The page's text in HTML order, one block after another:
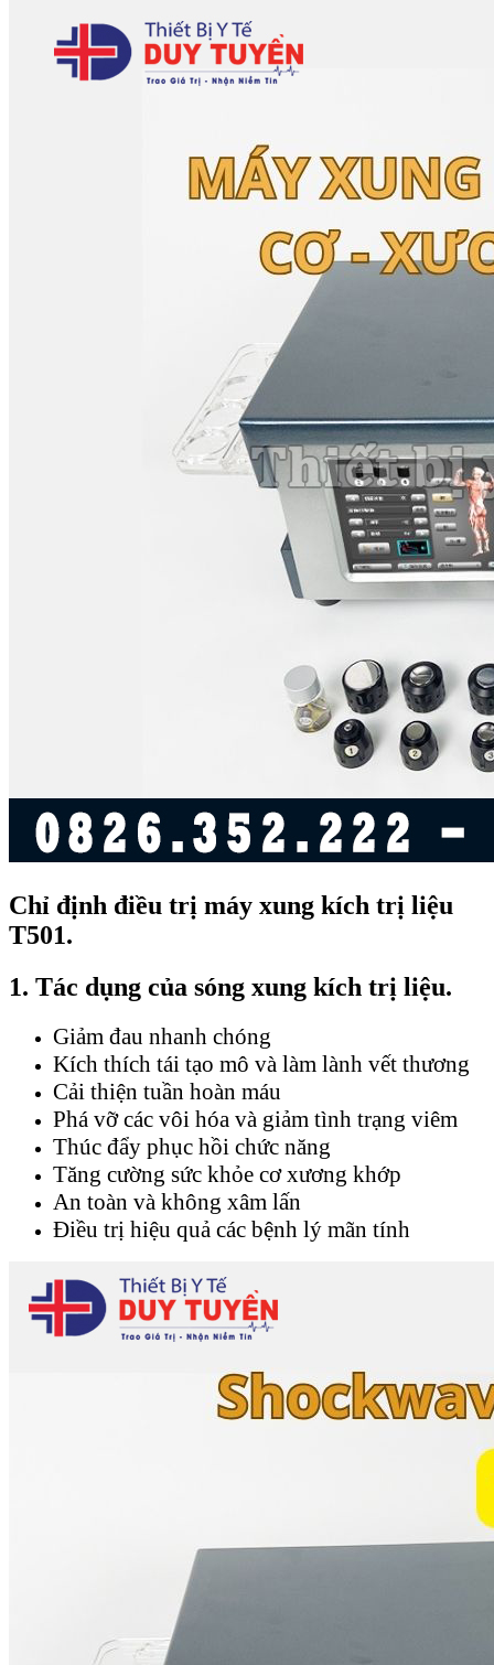
Chỉ định điều trị máy xung kích trị liệu
T501.
1. Tác dụng của sóng xung kích trị liệu.
Giảm đau nhanh chóng
Kích thích tái tạo mô và làm lành vết thương
Cải thiện tuần hoàn máu
Phá vỡ các vôi hóa và giảm tình trạng viêm
Thúc đẩy phục hồi chức năng
Tăng cường sức khỏe cơ xương khớp
An toàn và không xâm lấn
Điều trị hiệu quả các bệnh lý mãn tính